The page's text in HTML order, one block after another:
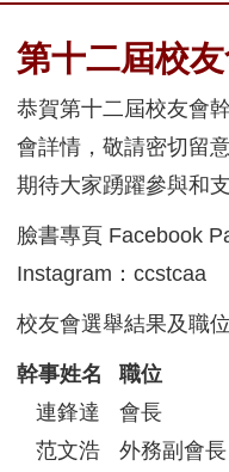
第十二屆校
恭賀第十二屆校友會
會詳情，敬請密切留
期待大家踴躍參與和支
臉書專頁 Facebook
Instagram：ccstcaa
校友會選舉結果及職
幹事姓名
職位
連鋒達
會長
范文浩
外務副會長